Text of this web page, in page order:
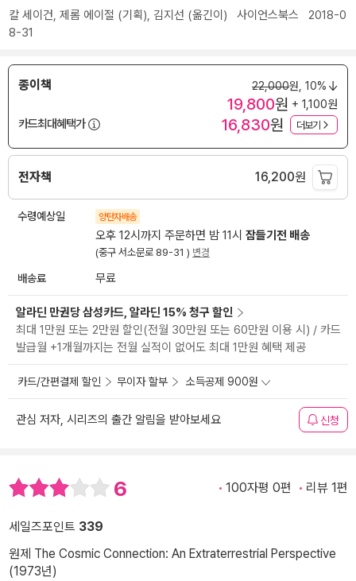
칼 세이건, 제롬 에이절 (기획), 김지선 (옮긴이) 사이언스북스 2018-0
8-31
종이책 22,000원, 10%
19,800원 + 1,100원
카드최대혜택가
16,830원 더보기
전자책 16,200원
수령예상일 양탄자배송
오후 12시까지 주문하면 밤 11시 잠들기전 배송
(중구 서소문로 89-31 ) 변경
배송료 무료
알라딘 만권당 삼성카드, 알라딘 15% 청구 할인
최대 1만원 또는 2만원 할인(전월 30만원 또는 60만원 이용 시) / 카드
발급월 +1개월까지는 전월 실적이 없어도 최대 1만원 혜택 제공
카드/간편결제 할인 무이자 할부 소득공제 900원
관심 저자, 시리즈의 출간 알림을 받아보세요 신청
6 100자평 0편 리뷰 1편
세일즈포인트 339
원제 The Cosmic Connection: An Extraterrestrial Perspective
(1973년)